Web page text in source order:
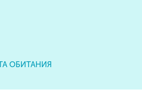
ОБИТАНИЯ